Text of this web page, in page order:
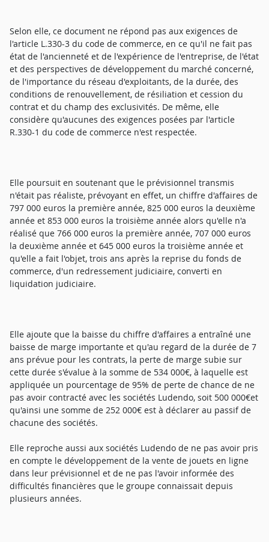
Selon elle, ce document ne répond pas aux exigences de
l'article L.330-3 du code de commerce, en ce qu'il ne fait pas
état de l'ancienneté et de l'expérience de l'entreprise, de l'état
et des perspectives de développement du marché concerné,
de l'importance du réseau d'exploitants, de la durée, des
conditions de renouvellement, de résiliation et cession du
contrat et du champ des exclusivités. De même, elle
considère qu'aucunes des exigences posées par l'article
R.330-1 du code de commerce n'est respectée.
Elle poursuit en soutenant que le prévisionnel transmis
n'était pas réaliste, prévoyant en effet, un chiffre d'affaires de
797 000 euros la première année, 825 000 euros la deuxième
année et 853 000 euros la troisième année alors qu'elle n'a
réalisé que 766 000 euros la première année, 707 000 euros
la deuxième année et 645 000 euros la troisième année et
qu'elle a fait l'objet, trois ans après la reprise du fonds de
commerce, d'un redressement judiciaire, converti en
liquidation judiciaire.
Elle ajoute que la baisse du chiffre d'affaires a entraîné une
baisse de marge importante et qu'au regard de la durée de 7
ans prévue pour les contrats, la perte de marge subie sur
cette durée s'évalue à la somme de 534 000€, à laquelle est
appliquée un pourcentage de 95% de perte de chance de ne
pas avoir contracté avec les sociétés Ludendo, soit 500 000€et
qu'ainsi une somme de 252 000€ est à déclarer au passif de
chacune des sociétés.
Elle reproche aussi aux sociétés Ludendo de ne pas avoir pris
en compte le développement de la vente de jouets en ligne
dans leur prévisionnel et de ne pas l'avoir informée des
difficultés financières que le groupe connaissait depuis
plusieurs années.